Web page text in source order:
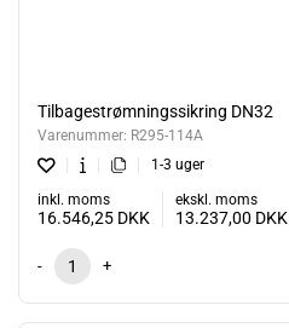
Tilbagestrømningssikring DN32
Varenummer: R295-114A
1-3 uger
inkl. moms
16.546,25 DKK
ekskl. moms
13.237,00 DKK
- +